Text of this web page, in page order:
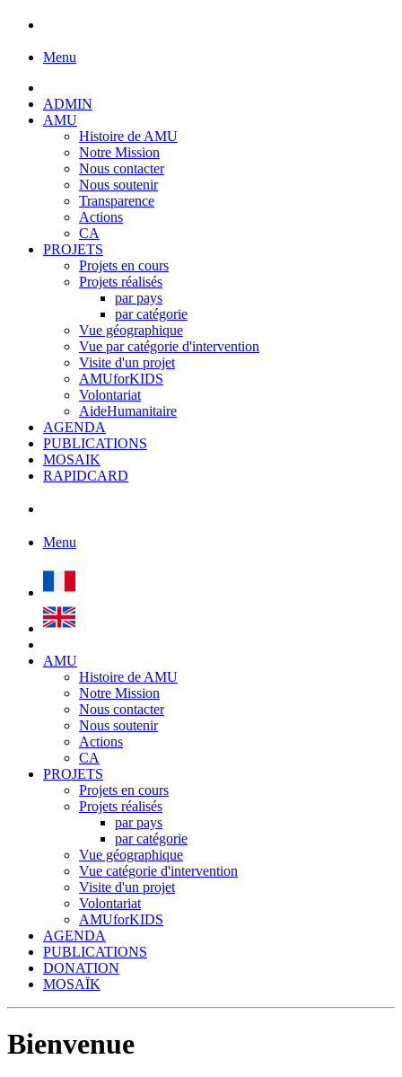
Menu
ADMIN
AMU
Histoire de AMU
Notre Mission
Nous contacter
Nous soutenir
Transparence
Actions
CA
PROJETS
Projets en cours
Projets réalisés
par pays
par catégorie
Vue géographique
Vue par catégorie d'intervention
Visite d'un projet
AMUforKIDS
Volontariat
AideHumanitaire
AGENDA
PUBLICATIONS
MOSAIK
RAPIDCARD
Menu
AMU
Histoire de AMU
Notre Mission
Nous contacter
Nous soutenir
Actions
CA
PROJETS
Projets en cours
Projets réalisés
par pays
par catégorie
Vue géographique
Vue catégorie d'intervention
Visite d'un projet
Volontariat
AMUforKIDS
AGENDA
PUBLICATIONS
DONATION
MOSAÏK
Bienvenue